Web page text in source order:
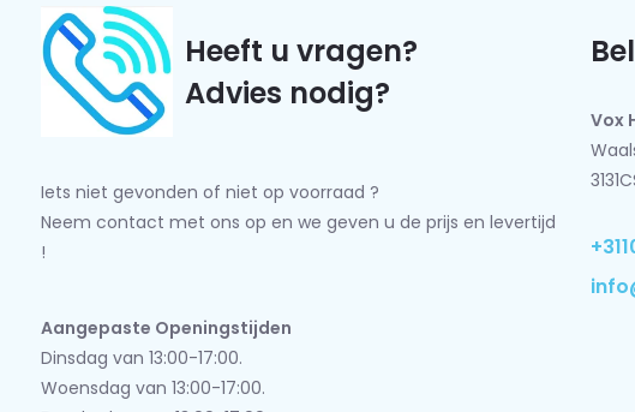
Heeft u vragen?
Advies nodig?
Iets niet gevonden of niet op voorraad ?
Neem contact met ons op en we geven u de prijs en levertijd
!
Aangepaste Openingstijden
Dinsdag van 13:00-17:00.
Woensdag van 13:00-17:00.
Vox